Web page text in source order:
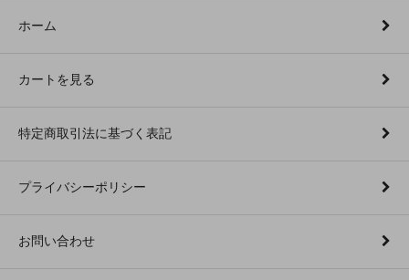
ホーム
カートを見る
特定商取引法に基づく表記
プライバシーポリシー
お問い合わせ